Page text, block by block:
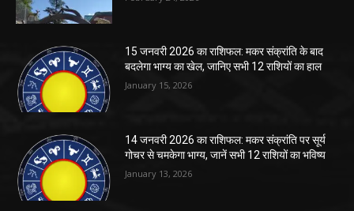
15 जनवरी 2026 का राशिफल: मकर संक्रांति के बाद
बदलेगा भाग्य का खेल, जानिए सभी 12 राशियों का हाल
January 15, 2026
14 जनवरी 2026 का राशिफल: मकर संक्रांति पर सूर्य
गोचर से चमकेगा भाग्य, जानें सभी 12 राशियों का भविष्य
January 13, 2026